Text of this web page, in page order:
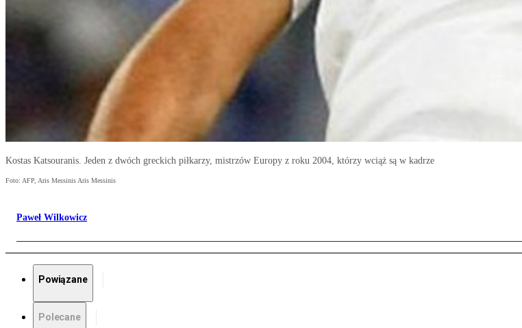
Kostas Katsouranis. Jeden z dwóch greckich piłkarzy, mistrzów Europy z roku 2004, którzy wciąż są w kadrze
Foto: AFP, Aris Messinis Aris Messinis
Paweł Wilkowicz
Powiązane
Polecane